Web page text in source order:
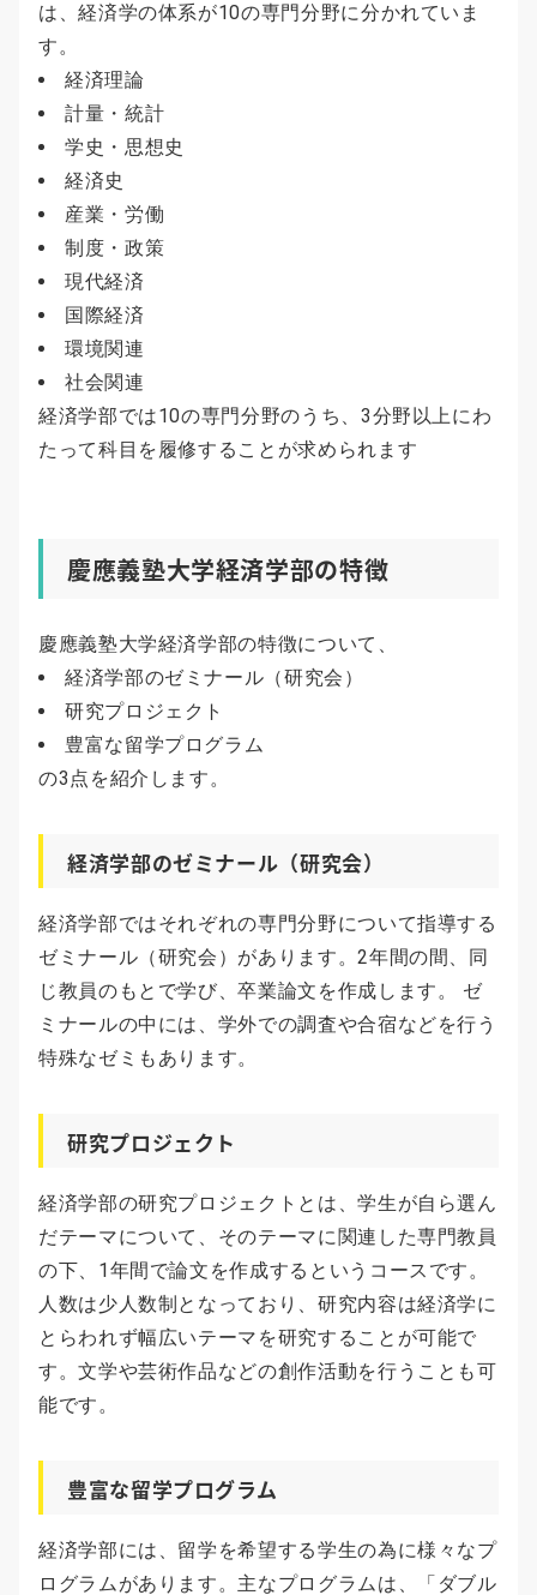
は、経済学の体系が10の専門分野に分かれていま
す。
経済理論
計量・統計
学史・思想史
経済史
産業・労働
制度・政策
現代経済
国際経済
環境関連
社会関連
経済学部では10の専門分野のうち、3分野以上にわ
たって科目を履修することが求められます
慶應義塾大学経済学部の特徴
慶應義塾大学経済学部の特徴について、
経済学部のゼミナール（研究会）
研究プロジェクト
豊富な留学プログラム
の3点を紹介します。
経済学部のゼミナール（研究会）
経済学部ではそれぞれの専門分野について指導する
ゼミナール（研究会）があります。2年間の間、同
じ教員のもとで学び、卒業論文を作成します。 ゼ
ミナールの中には、学外での調査や合宿などを行う
特殊なゼミもあります。
研究プロジェクト
経済学部の研究プロジェクトとは、学生が自ら選ん
だテーマについて、そのテーマに関連した専門教員
の下、1年間で論文を作成するというコースです。
人数は少人数制となっており、研究内容は経済学に
とらわれず幅広いテーマを研究することが可能で
す。文学や芸術作品などの創作活動を行うことも可
能です。
豊富な留学プログラム
経済学部には、留学を希望する学生の為に様々なプ
ログラムがあります。主なプログラムは、「ダブル